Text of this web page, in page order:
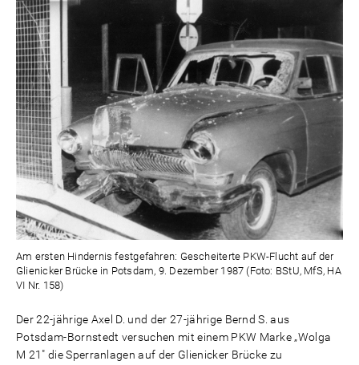
Am ersten Hindernis festgefahren: Gescheiterte PKW-Flucht auf der
Glienicker Brücke in Potsdam, 9. Dezember 1987 (Foto: BStU, MfS, HA
VI Nr. 158)
Der 22-jährige Axel D. und der 27-jährige Bernd S. aus
Potsdam-Bornstedt versuchen mit einem PKW Marke „Wolga
M 21" die Sperranlagen auf der Glienicker Brücke zu